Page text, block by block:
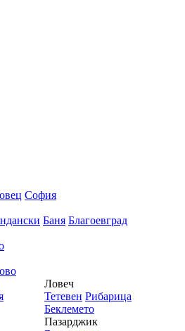
София
Баня Благоевград
Ловеч
Тетевен Рибарица
Беклемето
Пазарджик